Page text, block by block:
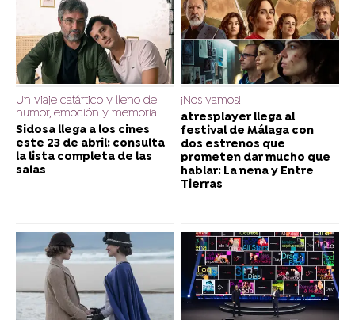
Un viaje catártico y lleno de
humor, emoción y memoria
Sidosa llega a los cines
este 23 de abril: consulta
la lista completa de las
salas
¡Nos vamos!
atresplayer llega al
festival de Málaga con
dos estrenos que
prometen dar mucho que
hablar: La nena y Entre
Tierras